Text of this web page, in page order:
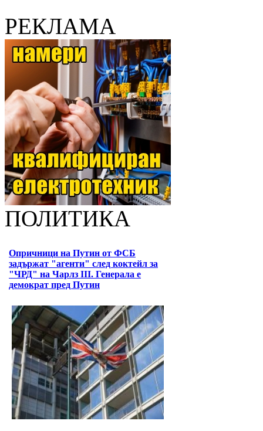
РЕКЛАМА
ПОЛИТИКА
Опричници на Путин от ФСБ
задържат "агенти" след коктейл за
"ЧРД" на Чарлз III. Генерала е
демократ пред Путин